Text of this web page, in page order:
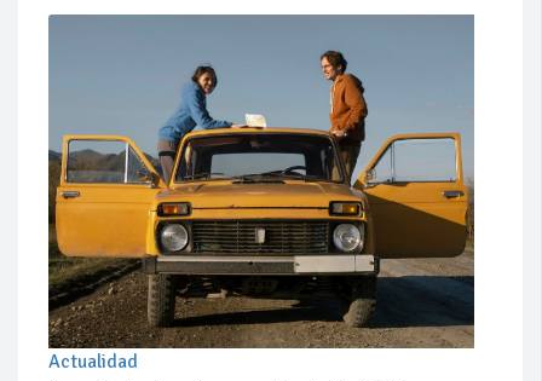
Actualidad